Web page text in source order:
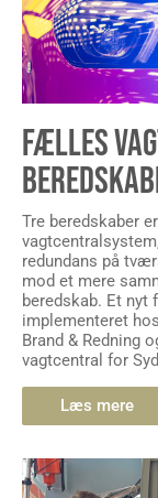
FÆLLES
Tre beredskaber
redundans på
mod et mere
beredskab. Et
implementeret
Brand & Redning
vagtcentral for
Læs mere